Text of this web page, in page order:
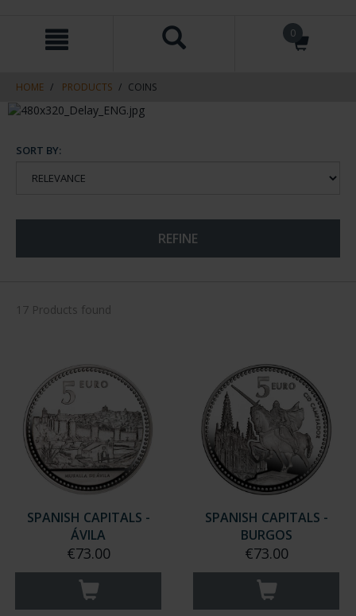
navigation
0
HOME PRODUCTS COINS
SORT BY:
REFINE
17 Products found
SPANISH CAPITALS -
ÁVILA
€73.00
SPANISH CAPITALS -
BURGOS
€73.00